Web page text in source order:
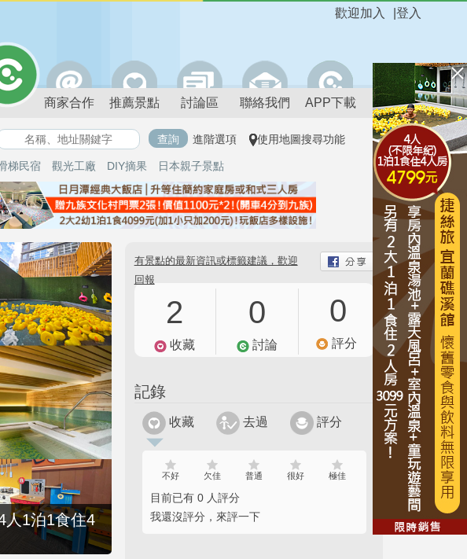
登入
歡迎加入
商家合作 推薦景點 討論區 聯絡我們 APP下載
進階選項 使用地圖搜尋功能
梯民宿 觀光工廠 DIY摘果 日本親子景點
人1泊1食住4
有景點的最新資訊或標籤建議，歡迎
回報
2
收藏
0
討論
0
評分
記錄
收藏 去過 評分
不好 欠佳 普通 很好 極佳
目前已有 0 人評分
我還沒評分，來評一下